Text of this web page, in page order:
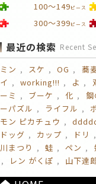
100～149ピース
300～399ピース
最近の検索 Recent
ミン スケ OG 蕎
イ
working!!! よ
ーミ
ブーケ 化 鋼
ーパズル
ライフル
モン ピカチュウ
ドッグ
カップ ドリ
川まつり
蛙 ペン
レン がくぽ
山下達